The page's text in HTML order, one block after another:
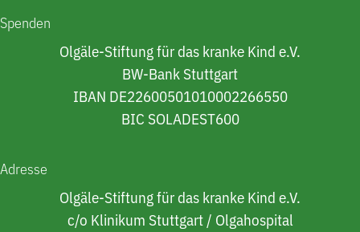
Spenden
Olgäle-Stiftung für das kranke Kind e.V.
BW-Bank Stuttgart
IBAN DE22600501010002266550
BIC SOLADEST600
Adresse
Olgäle-Stiftung für das kranke Kind e.V.
c/o Klinikum Stuttgart / Olgahospital